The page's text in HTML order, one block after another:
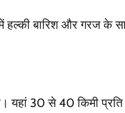
में हल्की बारिश और गरज
है। यहां 30 से 40 किमी